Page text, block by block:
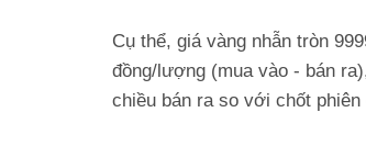
Cụ thể, giá vàng nhẫn tròn
đồng/lượng (mua vào - bán
chiều bán ra so với chốt